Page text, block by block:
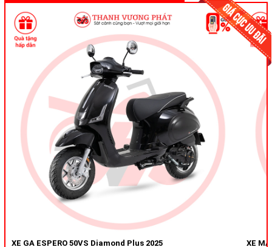
XE GA ESPERO 50VS Diamond Plus 2025 XE